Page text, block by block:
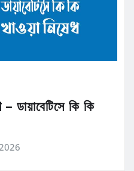
ডায়াবেটিসে কি কি